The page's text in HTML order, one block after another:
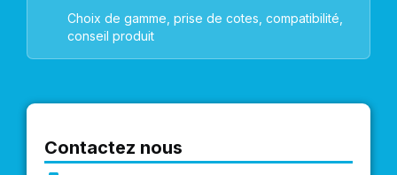
Choix de gamme, prise de cotes, compatibilité,
conseil produit
Contactez nous